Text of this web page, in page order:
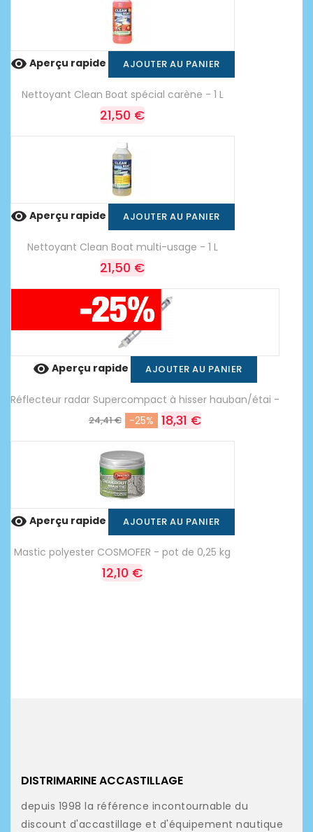
 Aperçu rapide AJOUTER AU PANIER
Nettoyant Clean Boat spécial carène - 1 L
21,50 €
 Aperçu rapide AJOUTER AU PANIER
Nettoyant Clean Boat multi-usage - 1 L
21,50 €
 Aperçu rapide AJOUTER AU PANIER
Réflecteur radar Supercompact à hisser hauban/étai -
24,41 € -25% 18,31 €
 Aperçu rapide AJOUTER AU PANIER
Mastic polyester COSMOFER - pot de 0,25 kg
12,10 €
DISTRIMARINE ACCASTILLAGE
depuis 1998 la référence incontournable du
discount d'accastillage et d'équipement nautique